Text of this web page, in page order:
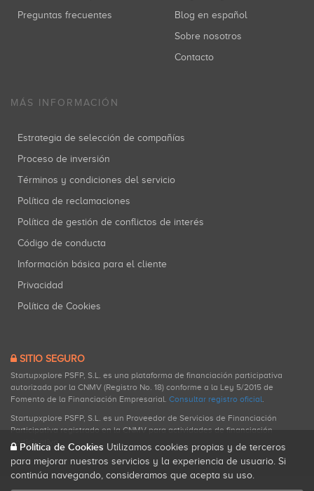
Preguntas frecuentes
Blog en español
Sobre nosotros
Contacto
MÁS INFORMACIÓN
Estrategia de selección de compañías
Proceso de inversión
Términos y condiciones del servicio
Política de reclamaciones
Política de gestión de conflictos de interés
Código de conducta
Información básica para el cliente
Privacidad
Política de Cookies
SITIO SEGURO
Startupxplore PSFP, S.L. es una plataforma de financiación participativa
autorizada por la CNMV (Registro No. 18) conforme a la Ley 5/2015 de
Fomento de la Financiación Empresarial. Consultar registro oficial
Startupxplore PSFP, S.L. es un Proveedor de Servicios de Financiación
Participativa registrado en la CNMV para actividades de financiación
participativa.
Política de Cookies Utilizamos cookies propias y de terceros
para mejorar nuestros servicios y la experiencia de usuario. Si
continúa navegando, consideramos que acepta su uso.